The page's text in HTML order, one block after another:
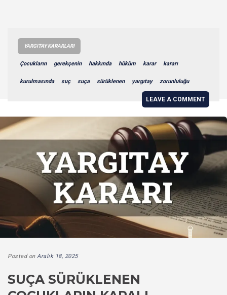
YARGITAY KARARLARI
Çocukların gerekçenin hakkında hüküm karar kararı
kurulmasında suç suça sürüklenen yargıtay zorunluluğu
LEAVE A COMMENT
Posted on Aralık 18, 2025
SUÇA SÜRÜKLENEN